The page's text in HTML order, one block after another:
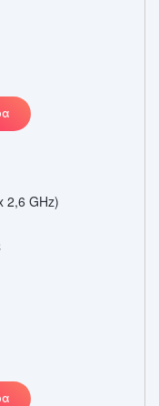
2,6 GHz)